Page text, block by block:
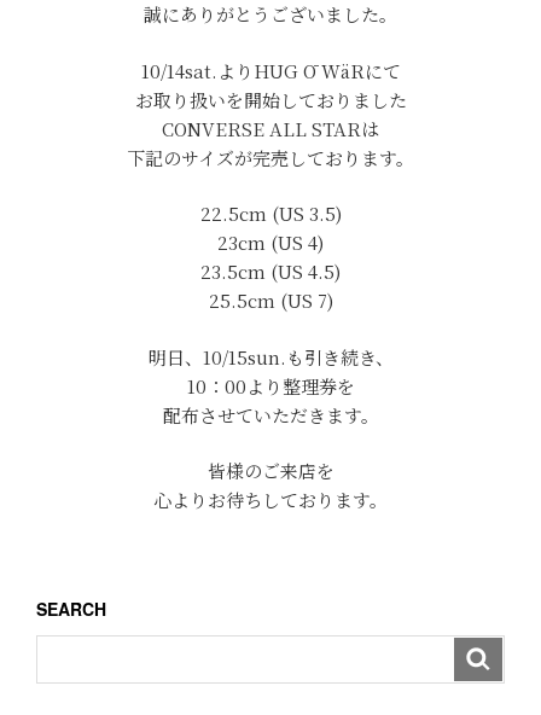
誠にありがとうございました。
10/14sat.よりHUG Ō WäRにて
お取り扱いを開始しておりました
CONVERSE ALL STARは
下記のサイズが完売しております。
22.5cm (US 3.5)
23cm (US 4)
23.5cm (US 4.5)
25.5cm (US 7)
明日、10/15sun.も引き続き、
10：00より整理券を
配布させていただきます。
皆様のご来店を
心よりお待ちしております。
SEARCH